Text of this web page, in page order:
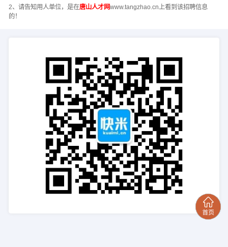
2、请告知用人单位，是在唐山人才网www.tangzhao.cn上看到该招聘信息
的！